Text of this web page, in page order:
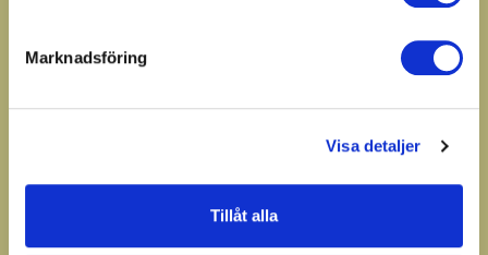
Marknadsföring
Visa detaljer
Tillåt alla
E-post:kundtjanst@kurragomma.nu
Rea
Nyheter